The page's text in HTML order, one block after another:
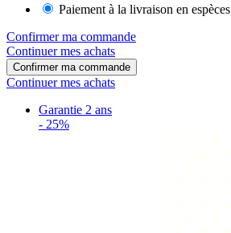
Paiement à la livraison en espèces
Confirmer ma commande
Continuer mes achats
Confirmer ma commande
Continuer mes achats
Garantie 2 ans
- 25%